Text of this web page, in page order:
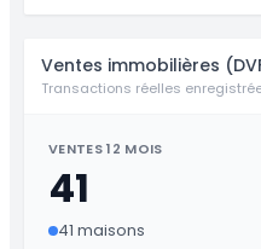
Ventes immobilières
Transactions réelles
VENTES 12 MOIS
41
41 maisons